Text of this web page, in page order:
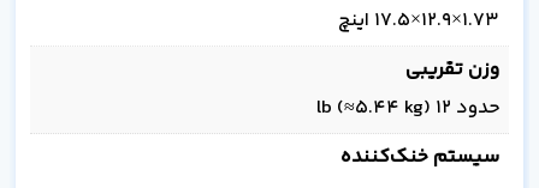
1.73×12.9×17.5 اینچ
وزن تقریبی
حدود 12 lb (≈5.44 kg)
سیستم خنک‌کننده